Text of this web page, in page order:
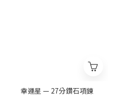
幸運星 — 27分鑽石項鍊